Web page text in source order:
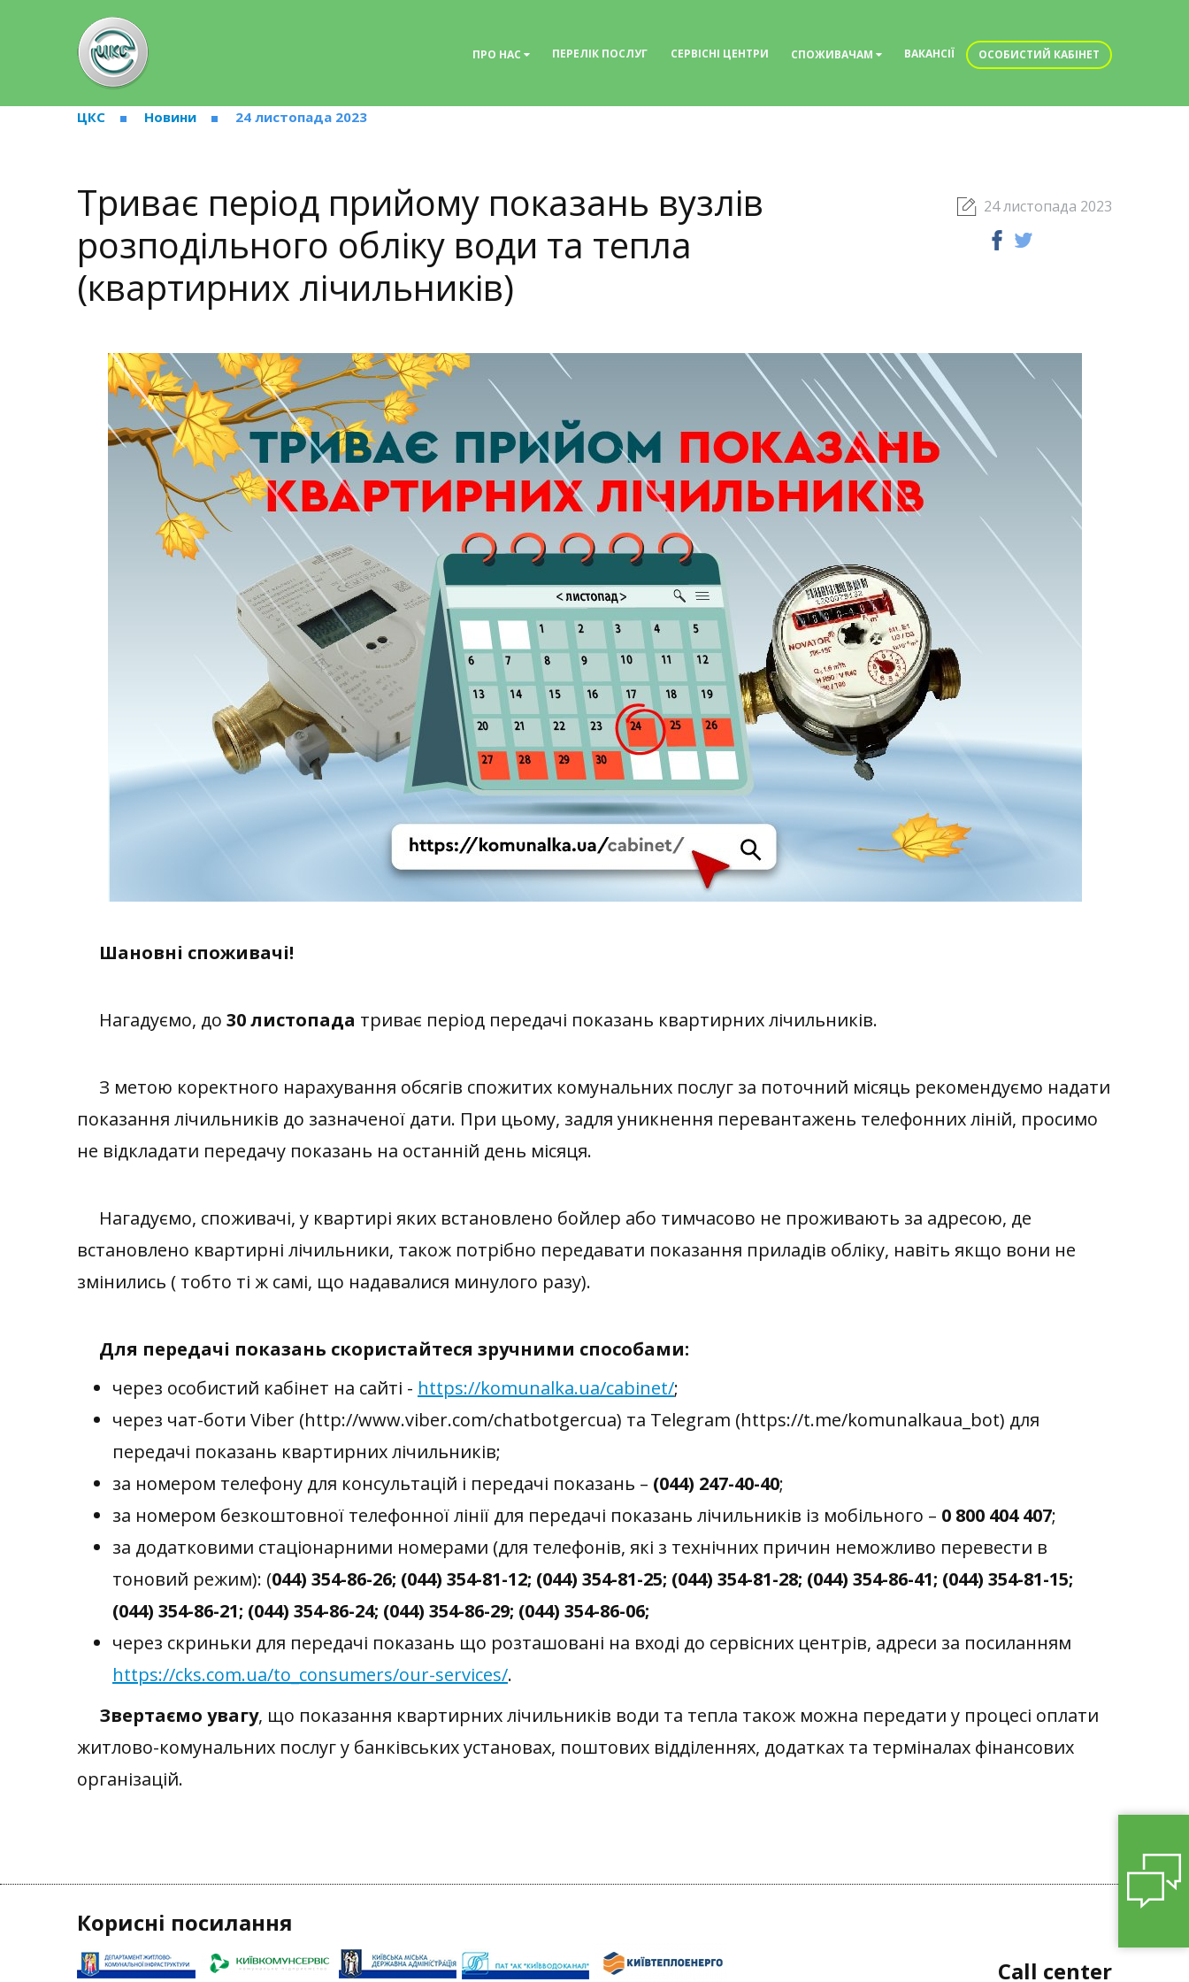
ПРО НАС ПЕРЕЛІК ПОСЛУГ СЕРВІСНІ ЦЕНТРИ СПОЖИВАЧАМ ВАКАНСІЇ ОСОБИСТИЙ КАБІНЕТ
ЦКС Новини 24 листопада 2023
24 листопада 2023
Триває період прийому показань вузлів
розподільного обліку води та тепла
(квартирних лічильників)
Шановні споживачі!
Нагадуємо, до 30 листопада триває період передачі показань квартирних лічильників.
З метою коректного нарахування обсягів спожитих комунальних послуг за поточний місяць рекомендуємо надати
показання лічильників до зазначеної дати. При цьому, задля уникнення перевантажень телефонних ліній, просимо
не відкладати передачу показань на останній день місяця.
Нагадуємо, споживачі, у квартирі яких встановлено бойлер або тимчасово не проживають за адресою, де
встановлено квартирні лічильники, також потрібно передавати показання приладів обліку, навіть якщо вони не
змінились ( тобто ті ж самі, що надавалися минулого разу).
Для передачі показань скористайтеся зручними способами:
через особистий кабінет на сайті - https://komunalka.ua/cabinet/;
через чат-боти Viber (http://www.viber.com/chatbotgercua) та Telegram (https://t.me/komunalkaua_bot) для
передачі показань квартирних лічильників;
за номером телефону для консультацій і передачі показань – (044) 247-40-40;
за номером безкоштовної телефонної лінії для передачі показань лічильників із мобільного – 0 800 404 407;
за додатковими стаціонарними номерами (для телефонів, які з технічних причин неможливо перевести в
тоновий режим): (044) 354-86-26; (044) 354-81-12; (044) 354-81-25; (044) 354-81-28; (044) 354-86-41; (044) 354-81-15;
(044) 354-86-21; (044) 354-86-24; (044) 354-86-29; (044) 354-86-06;
через скриньки для передачі показань що розташовані на вході до сервісних центрів, адреси за посиланням
https://cks.com.ua/to_consumers/our-services/.
Звертаємо увагу, що показання квартирних лічильників води та тепла також можна передати у процесі оплати
житлово-комунальних послуг у банківських установах, поштових відділеннях, додатках та терміналах фінансових
організацій.
Корисні посилання
Call center